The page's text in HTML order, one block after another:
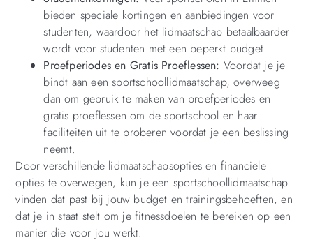
bieden speciale kortingen en aanbiedingen voor
studenten, waardoor het lidmaatschap betaalbaarder
wordt voor studenten met een beperkt budget.
Proefperiodes en Gratis Proeflessen: Voordat je je
bindt aan een sportschoollidmaatschap, overweeg
dan om gebruik te maken van proefperiodes en
gratis proeflessen om de sportschool en haar
faciliteiten uit te proberen voordat je een beslissing
neemt.
Door verschillende lidmaatschapsopties en financiële
opties te overwegen, kun je een sportschoollidmaatschap
vinden dat past bij jouw budget en trainingsbehoeften, en
dat je in staat stelt om je fitnessdoelen te bereiken op een
manier die voor jou werkt.